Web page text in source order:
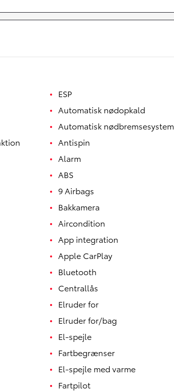
ESP
Automatisk nødopkald
Automatisk nødbremsesystem
Antispin
Alarm
ABS
9 Airbags
Bakkamera
Aircondition
App integration
Apple CarPlay
Bluetooth
Centrallås
Elruder for
Elruder for/bag
El-spejle
Fartbegrænser
El-spejle med varme
Fartpilot